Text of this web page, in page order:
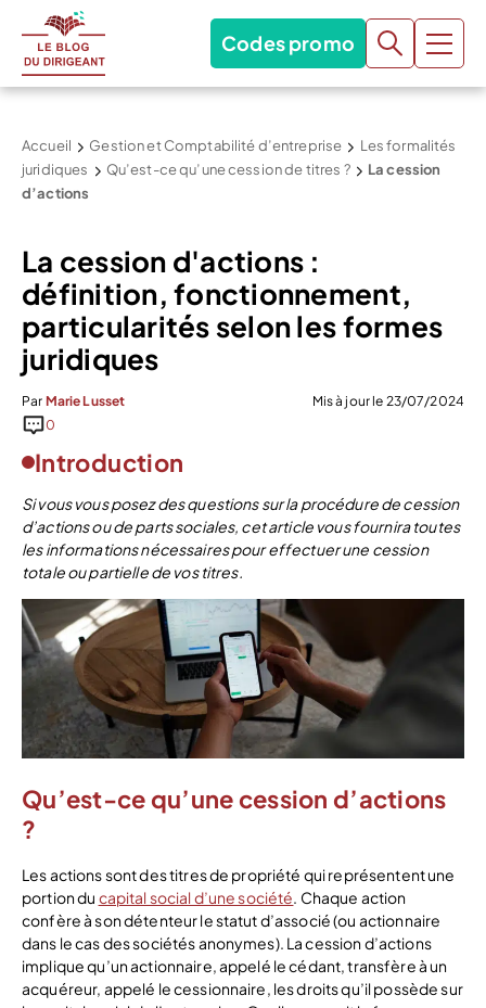
Codes promo
Accueil Gestion et Comptabilité d’entreprise
Les formalités
juridiques
Qu’est-ce qu’une cession de titres ?
La cession
d’actions
La cession d'actions :
définition, fonctionnement,
particularités selon les formes
juridiques
Par Marie Lusset
Mis à jour le 23/07/2024
0
Introduction
Si vous vous posez des questions sur la procédure de cession
d’actions ou de parts sociales, cet article vous fournira toutes
les informations nécessaires pour effectuer une cession
totale ou partielle de vos titres.
Qu’est-ce qu’une cession d’actions
?
Les actions sont des titres de propriété qui représentent une
portion du capital social d’une société. Chaque action
confère à son détenteur le statut d’associé (ou actionnaire
dans le cas des sociétés anonymes). La cession d’actions
implique qu’un actionnaire, appelé le cédant, transfère à un
acquéreur, appelé le cessionnaire, les droits qu’il possède sur